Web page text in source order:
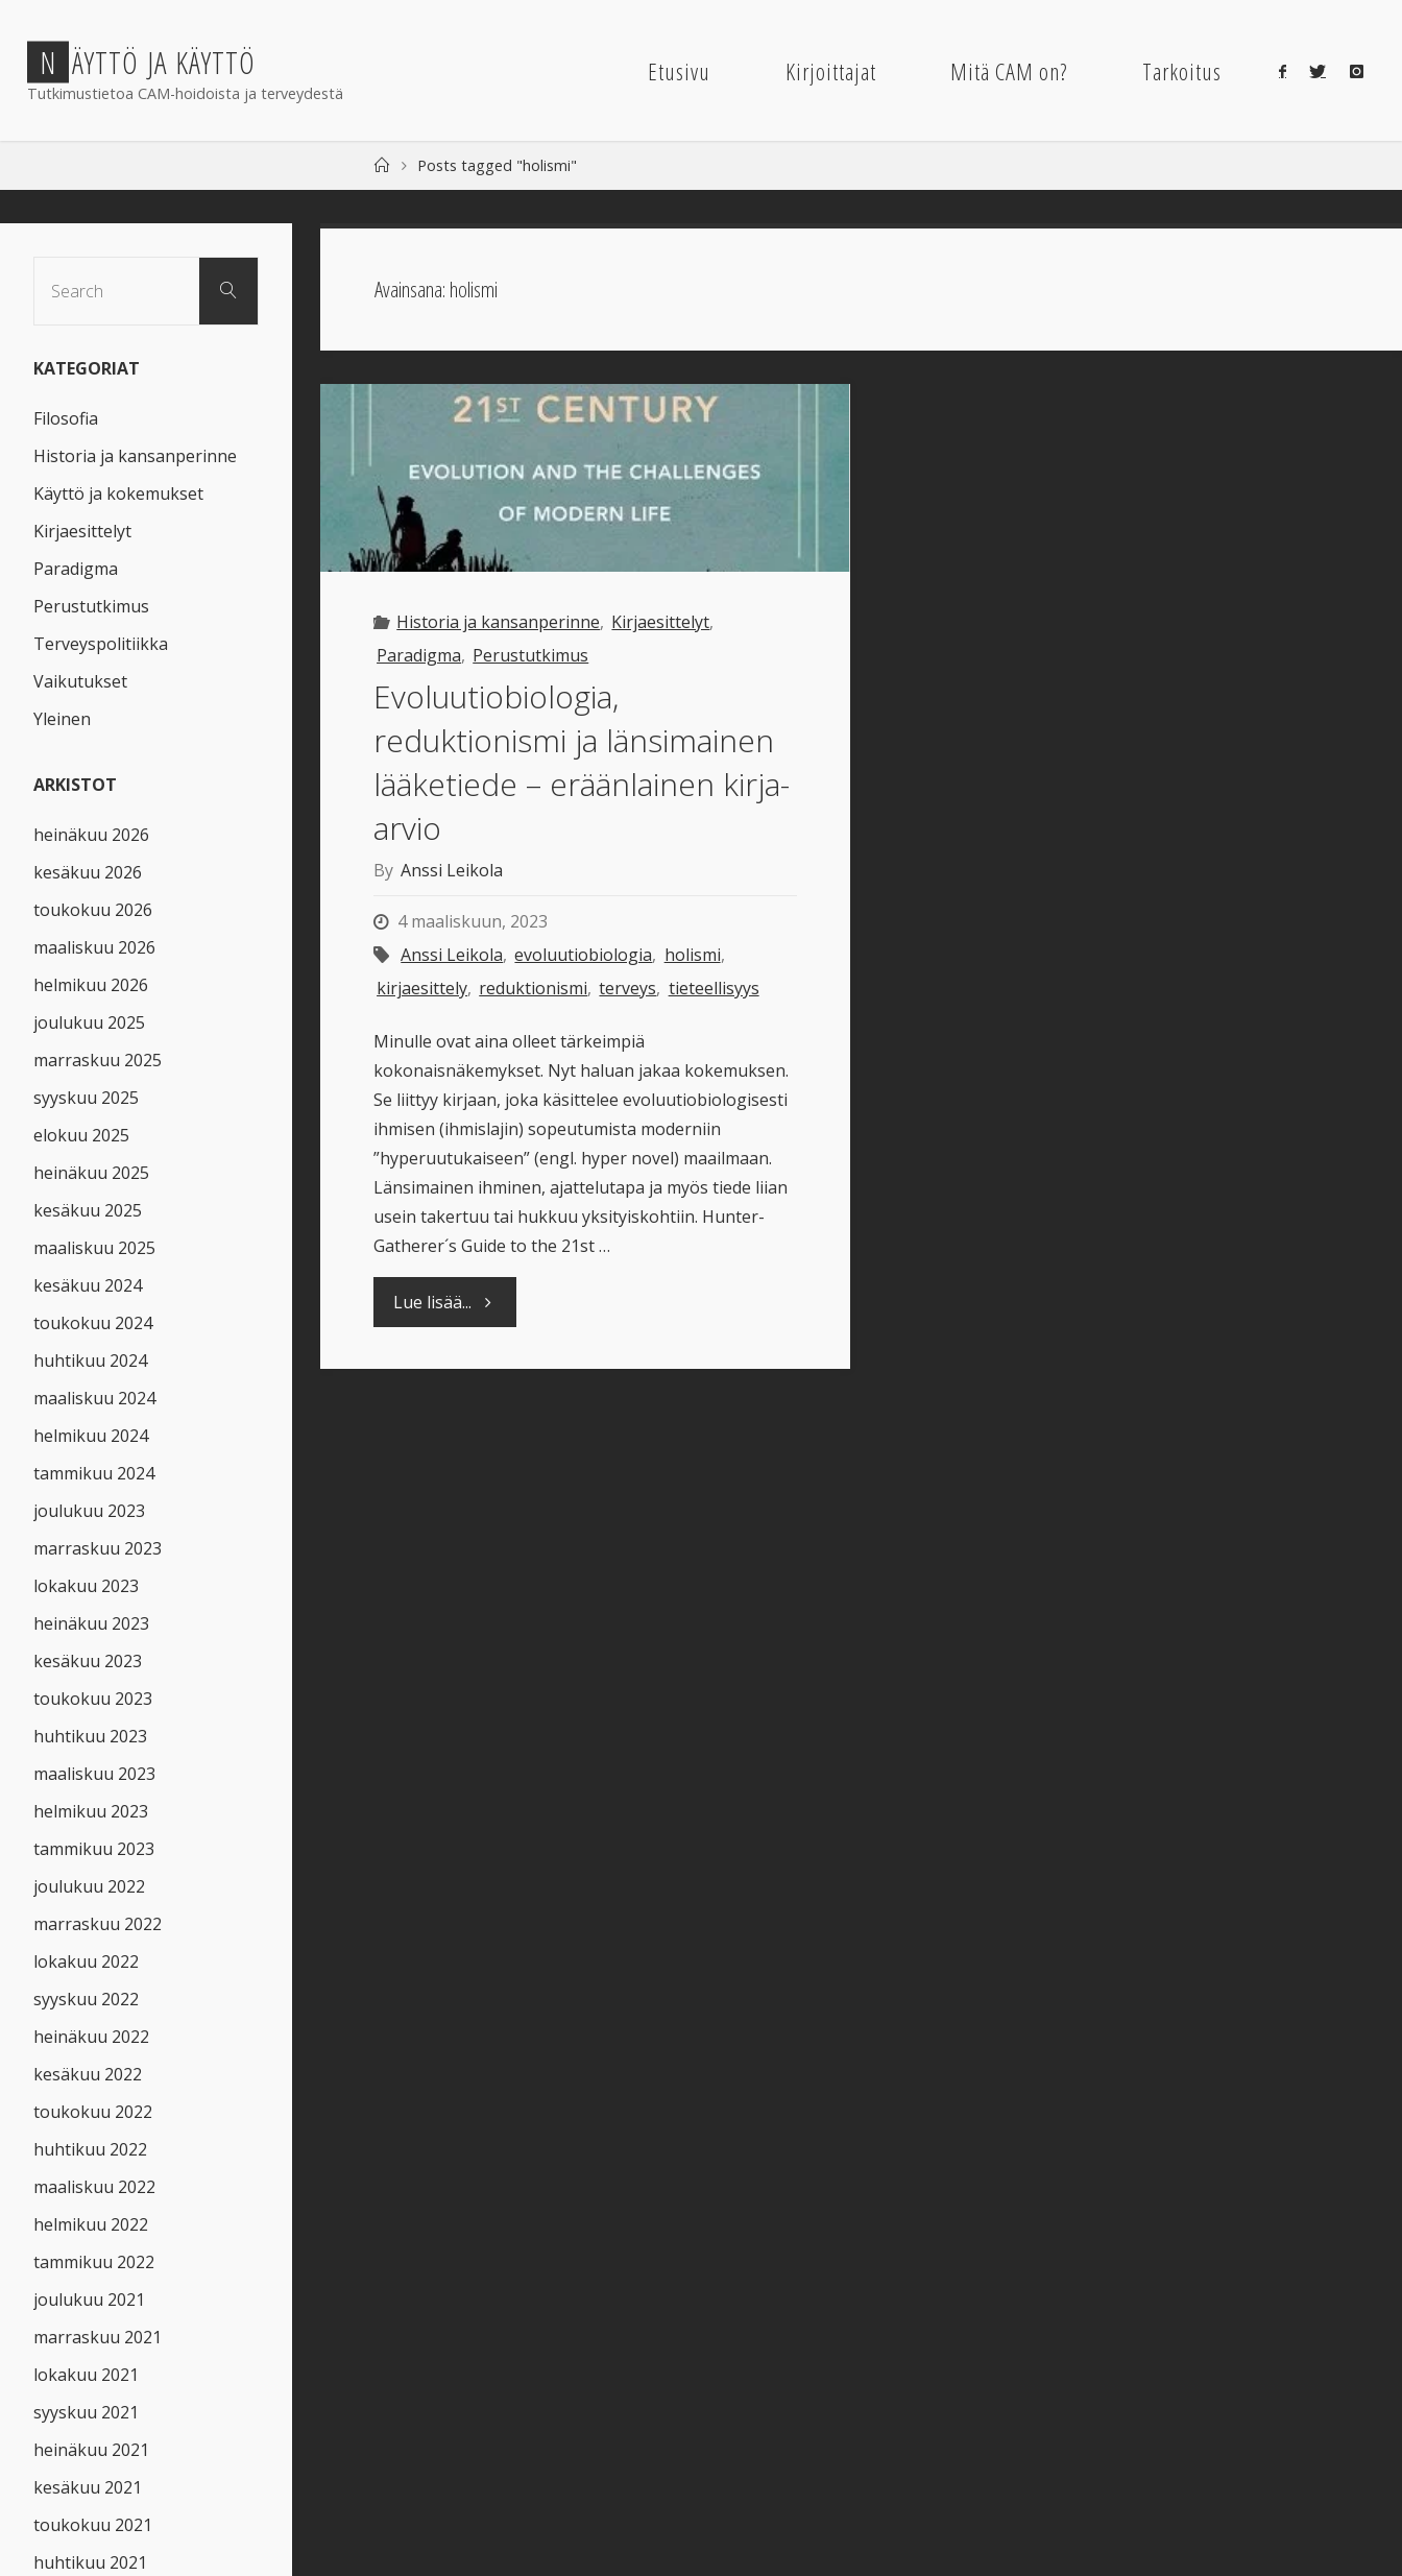
content
N ÄYTTÖ JA KÄYTTÖ
Tutkimustietoa CAM-hoidoista ja terveydestä
Etusivu Kirjoittajat Mitä CAM on? Tarkoitus
HomePosts tagged "holismi"
Avainsana: holismi
Historia ja kansanperinne, Kirjaesittelyt,
Paradigma, Perustutkimus
Evoluutiobiologia,
reduktionismi ja länsimainen
lääketiede – eräänlainen kirja-
arvio
By Anssi Leikola
4 maaliskuun, 2023
Anssi Leikola, evoluutiobiologia, holismi,
kirjaesittely, reduktionismi, terveys, tieteellisyys
Minulle ovat aina olleet tärkeimpiä
kokonaisnäkemykset. Nyt haluan jakaa kokemuksen.
Se liittyy kirjaan, joka käsittelee evoluutiobiologisesti
ihmisen (ihmislajin) sopeutumista moderniin
”hyperuutukaiseen” (engl. hyper novel) maailmaan.
Länsimainen ihminen, ajattelutapa ja myös tiede liian
usein takertuu tai hukkuu yksityiskohtiin. Hunter-
Gatherer´s Guide to the 21st …
Lue lisää... "Evoluutiobiologia,
Search
KATEGORIAT
Filosofia
Historia ja kansanperinne
Käyttö ja kokemukset
Kirjaesittelyt
Paradigma
Perustutkimus
Terveyspolitiikka
Vaikutukset
Yleinen
ARKISTOT
heinäkuu 2026
kesäkuu 2026
toukokuu 2026
maaliskuu 2026
helmikuu 2026
joulukuu 2025
marraskuu 2025
syyskuu 2025
elokuu 2025
heinäkuu 2025
kesäkuu 2025
maaliskuu 2025
kesäkuu 2024
toukokuu 2024
huhtikuu 2024
maaliskuu 2024
helmikuu 2024
tammikuu 2024
joulukuu 2023
marraskuu 2023
lokakuu 2023
heinäkuu 2023
kesäkuu 2023
toukokuu 2023
huhtikuu 2023
maaliskuu 2023
helmikuu 2023
tammikuu 2023
joulukuu 2022
marraskuu 2022
lokakuu 2022
syyskuu 2022
heinäkuu 2022
kesäkuu 2022
toukokuu 2022
huhtikuu 2022
maaliskuu 2022
helmikuu 2022
tammikuu 2022
joulukuu 2021
marraskuu 2021
lokakuu 2021
syyskuu 2021
heinäkuu 2021
kesäkuu 2021
toukokuu 2021
huhtikuu 2021